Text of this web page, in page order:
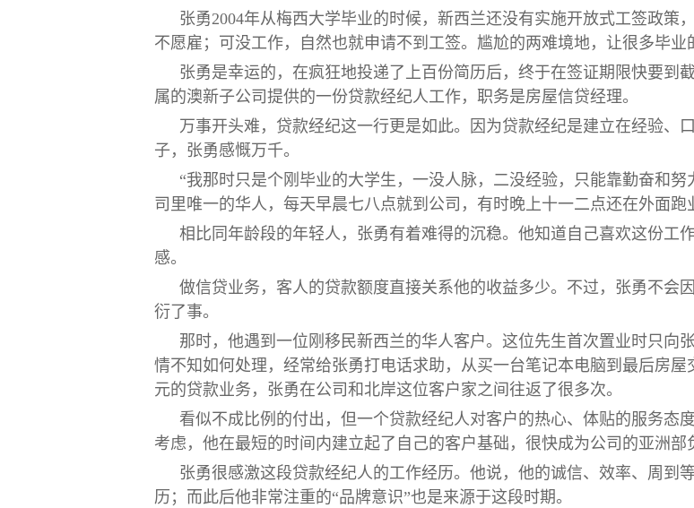
张勇2004年从梅西大学毕业的时候，新西兰还没有实施开放式工签政策
不愿雇；可没工作，自然也就申请不到工签。尴尬的两难境地，让很多毕业
张勇是幸运的，在疯狂地投递了上百份简历后，终于在签证期限快要到
属的澳新子公司提供的一份贷款经纪人工作，职务是房屋信贷经理。
万事开头难，贷款经纪这一行更是如此。因为贷款经纪是建立在经验、
子，张勇感慨万千。
“我那时只是个刚毕业的大学生，一没人脉，二没经验，只能靠勤奋和
司里唯一的华人，每天早晨七八点就到公司，有时晚上十一二点还在外面
相比同年龄段的年轻人，张勇有着难得的沉稳。他知道自己喜欢这份工
感。
做信贷业务，客人的贷款额度直接关系他的收益多少。不过，张勇不会
衍了事。
那时，他遇到一位刚移民新西兰的华人客户。这位先生首次置业时只向
情不知如何处理，经常给张勇打电话求助，从买一台笔记本电脑到最后房
元的贷款业务，张勇在公司和北岸这位客户家之间往返了很多次。
看似不成比例的付出，但一个贷款经纪人对客户的热心、体贴的服务态
考虑，他在最短的时间内建立起了自己的客户基础，很快成为公司的亚洲部
张勇很感激这段贷款经纪人的工作经历。他说，他的诚信、效率、周到
历；而此后他非常注重的“品牌意识”也是来源于这段时期。